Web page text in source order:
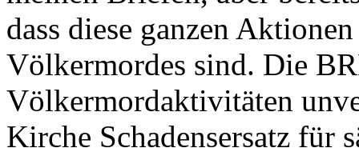
dass diese ganzen
Völkermordes sind. Die
Völkermordaktivitäten
Kirche Schadensersatz für